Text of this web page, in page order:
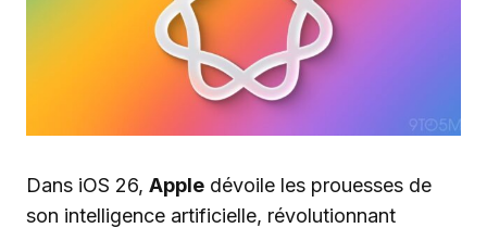
Dans iOS 26, Apple dévoile les prouesses de
son intelligence artificielle, révolutionnant